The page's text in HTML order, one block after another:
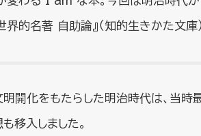
界的名著 自助論』（知的生きかた文庫
明開化をもたらした明治時代は、当時
移入しました。